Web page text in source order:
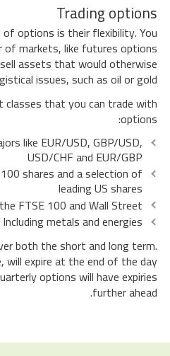
Trading options
options is their flexibility. You
of markets, like futures options
assets that would otherwise
issues, such as oil or gold.
that you can trade with
options:
like EUR/USD, GBP/USD,
USD/CHF and EUR/GBP
shares and a selection of
leading US shares
FTSE 100 and Wall Street
Including metals and energies
both the short and long term.
will expire at the end of the day
options will have expiries
further ahead.